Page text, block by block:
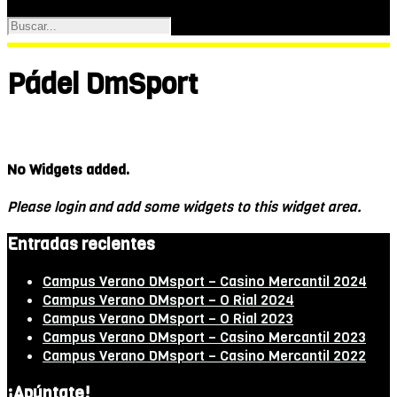
Pádel DmSport
No Widgets added.
Please login and add some widgets to this widget area.
Entradas recientes
Campus Verano DMsport – Casino Mercantil 2024
Campus Verano DMsport – O Rial 2024
Campus Verano DMsport – O Rial 2023
Campus Verano DMsport – Casino Mercantil 2023
Campus Verano DMsport – Casino Mercantil 2022